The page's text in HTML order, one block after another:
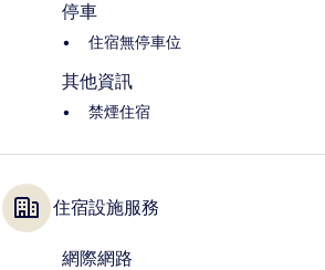
停車
住宿無停車位
其他資訊
禁煙住宿
住宿設施服務
網際網路